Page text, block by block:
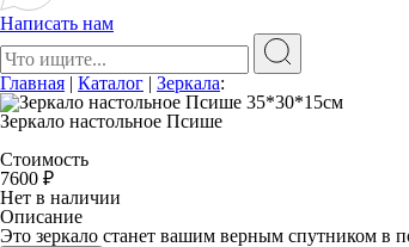
Написать нам
Поиск:
Главная | Каталог | Зеркала:
Зеркало настольное Псише
Стоимость
7600 ₽
Нет в наличии
Описание
Это зеркало станет вашим верным спутником в